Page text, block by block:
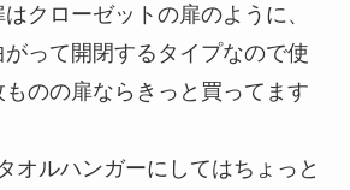
クローゼットの扉のように、
って開閉するタイプなので使
のの扉ならきっと買ってます
オルハンガーにしてはちょっと